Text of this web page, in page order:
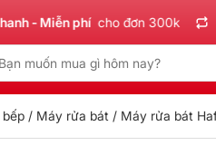
phí cho đơn 300k Thu
/ Máy rửa bát / Máy rửa bát